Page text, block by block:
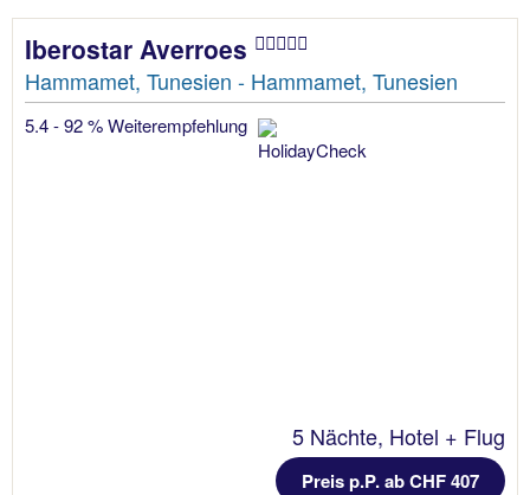
Iberostar Averroes
Hammamet, Tunesien - Hammamet, Tunesien
5.4 - 92 % Weiterempfehlung
5 Nächte, Hotel + Flug
Preis p.P. ab CHF 407